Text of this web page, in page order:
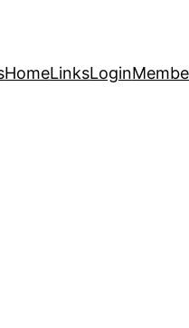
HomeLinksLogin